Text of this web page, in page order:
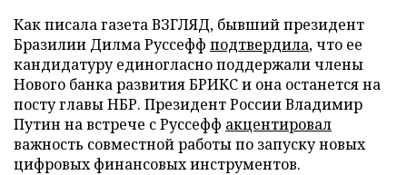
Как писала газета ВЗГЛЯД, бывший президент
Бразилии Дилма Руссефф подтвердила, что ее
кандидатуру единогласно поддержали члены
Нового банка развития БРИКС и она останется на
посту главы НБР. Президент России Владимир
Путин на встрече с Руссефф акцентировал
важность совместной работы по запуску новых
цифровых финансовых инструментов.